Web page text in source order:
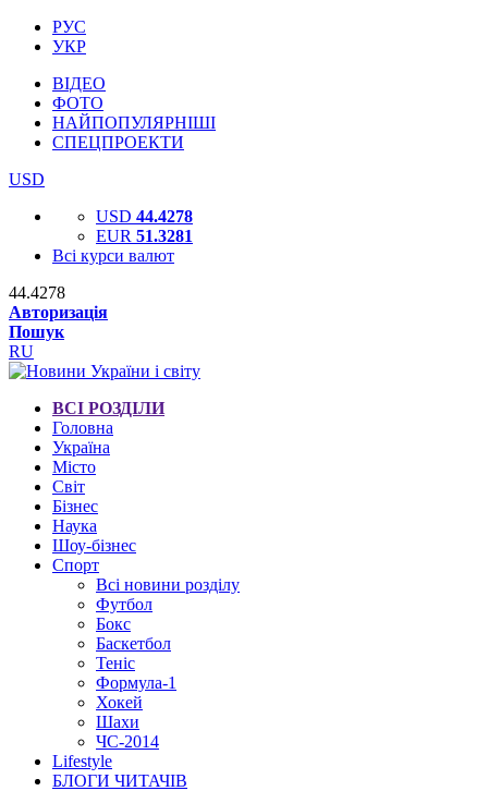
РУС
УКР
ВІДЕО
ФОТО
НАЙПОПУЛЯРНІШІ
СПЕЦПРОЕКТИ
USD
USD 44.4278
EUR 51.3281
Всі курси валют
44.4278
Авторизація
Пошук
RU
ВСІ РОЗДІЛИ
Головна
Україна
Місто
Світ
Бізнес
Наука
Шоу-бізнес
Спорт
Всі новини розділу
Футбол
Бокс
Баскетбол
Теніс
Формула-1
Хокей
Шахи
ЧС-2014
Lifestyle
БЛОГИ ЧИТАЧІВ